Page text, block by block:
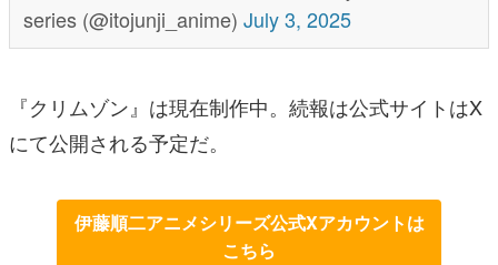
series (@itojunji_anime) July 3, 2025
『クリムゾン』は現在制作中。続報は公式サイトはX
にて公開される予定だ。
伊藤順二アニメシリーズ公式Xアカウントは
こちら